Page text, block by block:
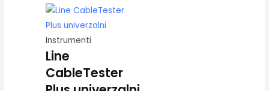
Instrumenti
Line
CableTester